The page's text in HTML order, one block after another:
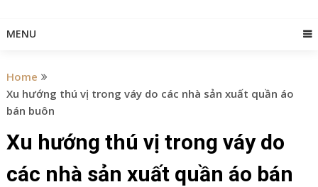
MENU
Home
Xu hướng thú vị trong váy do các nhà sản xuất quần áo
bán buôn
Xu hướng thú vị trong váy do
các nhà sản xuất quần áo bán